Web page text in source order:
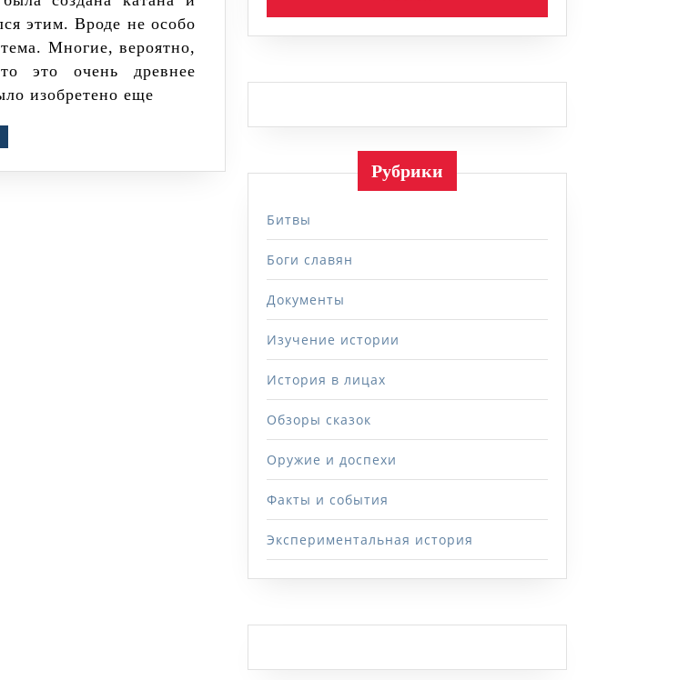
русский
огнестрел
–
сверстники?
этим. Вроде не особо
Многие, вероятно,
это очень древнее
изобретено еще
Рубрики
Битвы
Боги славян
Документы
Изучение истории
История в лицах
Обзоры сказок
Оружие и доспехи
Факты и события
Экспериментальная история